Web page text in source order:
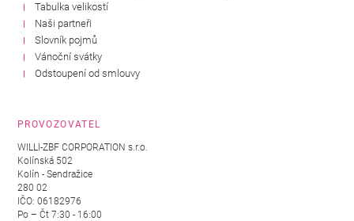
Tabulka velikostí
Naši partneři
Slovník pojmů
Vánoční svátky
Odstoupení od smlouvy
PROVOZOVATEL
WILLI-ZBF CORPORATION s.r.o.
Kolínská 502
Kolín - Sendražice
280 02
IČO: 06182976
Po – Čt 7:30 - 16:00